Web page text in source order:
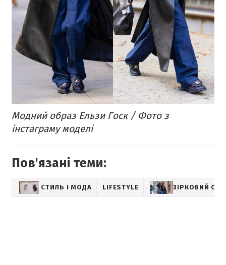
Модний образ Ельзи Госк / Фото з
інстаграму моделі
Пов'язані теми:
СТИЛЬ І МОДА LIFESTYLE ЗІРКОВИЙ